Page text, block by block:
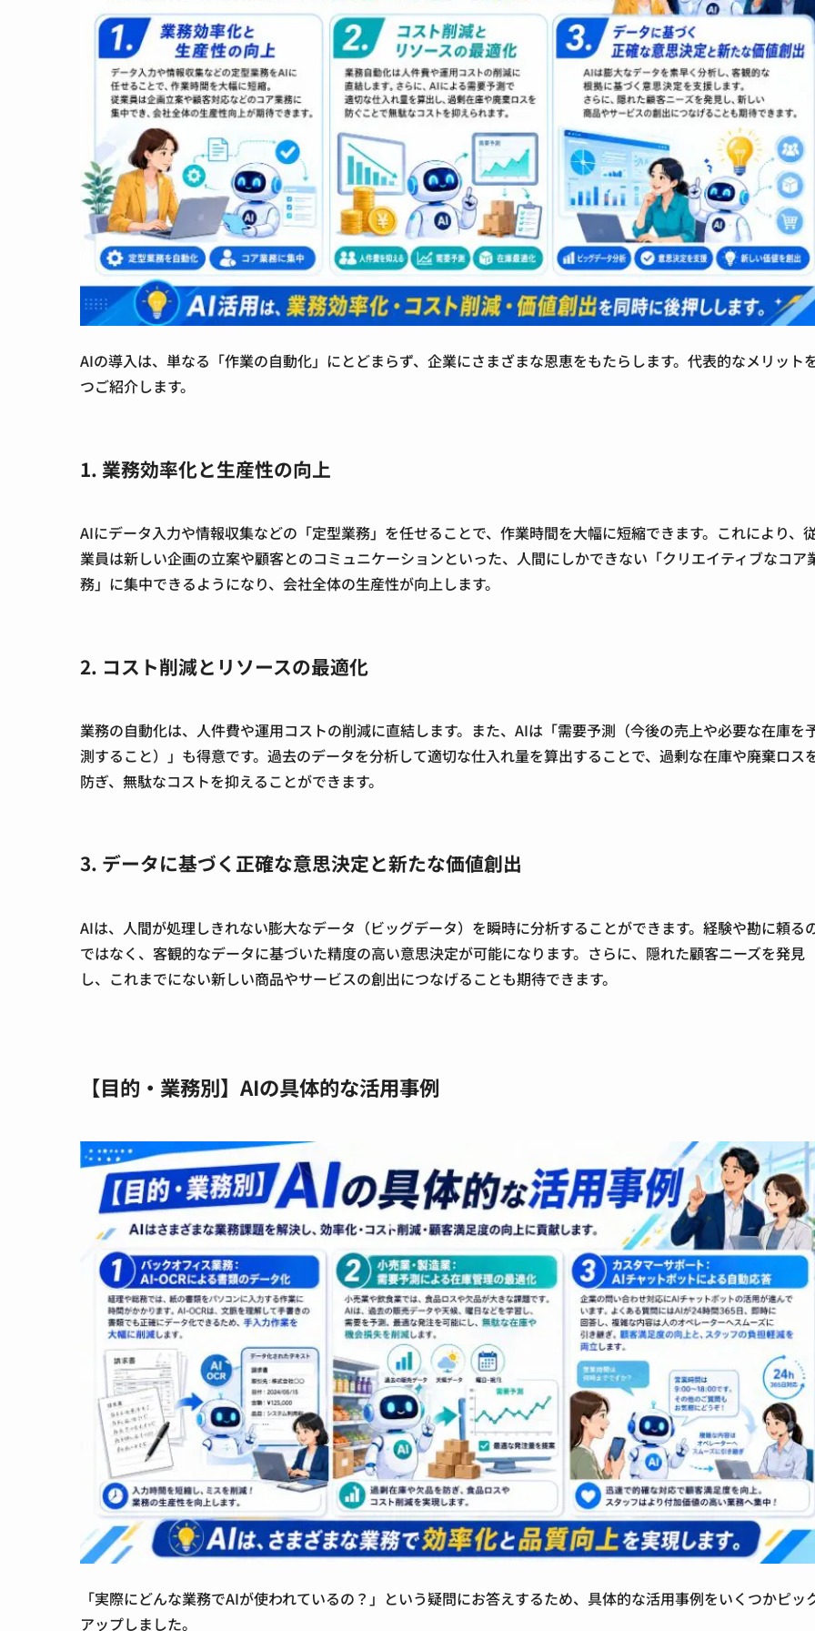
AIの導入は、単なる「作業の自動化」にとどまらず、企業にさまざまな恩恵をもたらします。代表的なメリット
つご紹介します。
1. 業務効率化と生産性の向上
AIにデータ入力や情報収集などの「定型業務」を任せることで、作業時間を大幅に短縮できます。これにより、
業員は新しい企画の立案や顧客とのコミュニケーションといった、人間にしかできない「クリエイティブなコア
務」に集中できるようになり、会社全体の生産性が向上します。
2. コスト削減とリソースの最適化
業務の自動化は、人件費や運用コストの削減に直結します。また、AIは「需要予測（今後の売上や必要な在庫を
測すること）」も得意です。過去のデータを分析して適切な仕入れ量を算出することで、過剰な在庫や廃棄ロス
防ぎ、無駄なコストを抑えることができます。
3. データに基づく正確な意思決定と新たな価値創出
AIは、人間が処理しきれない膨大なデータ（ビッグデータ）を瞬時に分析することができます。経験や勘に頼る
ではなく、客観的なデータに基づいた精度の高い意思決定が可能になります。さらに、隠れた顧客ニーズを発見
し、これまでにない新しい商品やサービスの創出につなげることも期待できます。
【目的・業務別】AIの具体的な活用事例
「実際にどんな業務でAIが使われているの？」という疑問にお答えするため、具体的な活用事例をいくつかピッ
アップしました。